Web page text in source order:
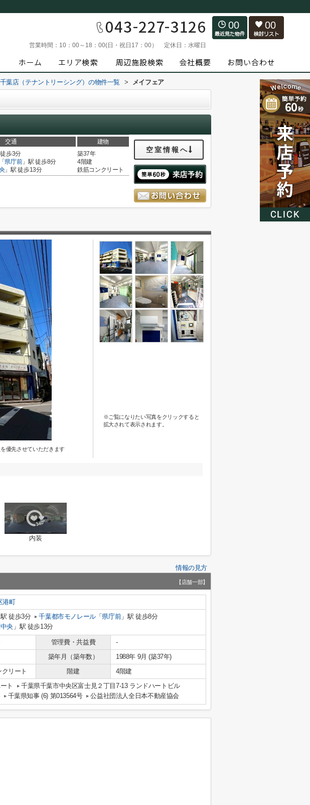
営業時間： 10：00～18：00(日・祝日17：00） 定休日： 水曜日
00 00
葉店（テナントリーシング）の物件一覧 > メイフェア
交通 建物
歩3分
県庁前」駅 徒歩8分
」駅 徒歩13分
築37年
4階建
鉄筋コンクリート
空室情報へ
優先させていただきます
※ご覧になりたい写真をクリックすると
拡大されて表示されます。
内装
情報の見方
【店舗一部】
港町
徒歩3分 千葉都市モノレール「 県庁前」駅 徒歩8分
央 」駅 徒歩13分
管理費・共益費
-
築年月（築年数）
1988年 9月 (築37年)
リート 階建 4階建
ト
千葉県千葉市中央区富士見２丁目7-13 ランドハートビル
千葉県知事 (6) 第013564号 公益社団法人全日本不動産協会